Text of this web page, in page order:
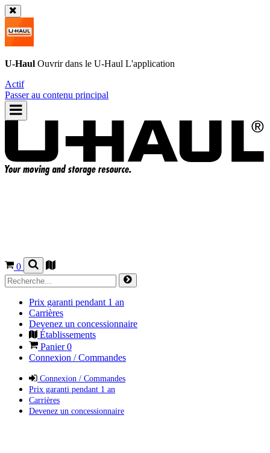
U-Haul Ouvrir dans le U-Haul L'application
Actif
Passer au contenu principal
0
Prix garanti pendant 1 an
Carrières
Devenez un concessionnaire
Établissements
Panier0
Connexion / Commandes
Connexion / Commandes
Prix garanti pendant 1 an
Carrières
Devenez un concessionnaire